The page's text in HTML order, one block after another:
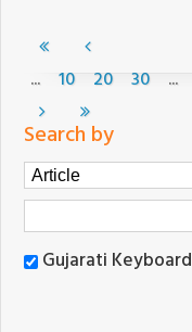
... 10 20 30 ...
Search by
Gujarati Keyboard